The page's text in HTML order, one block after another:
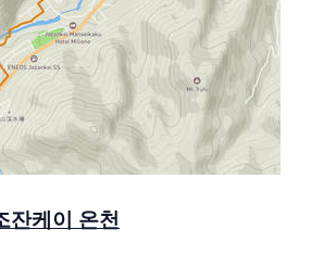
케이 온천